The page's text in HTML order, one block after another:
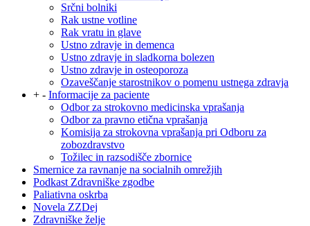
Srčni bolniki
Rak ustne votline
Rak vratu in glave
Ustno zdravje in demenca
Ustno zdravje in sladkorna bolezen
Ustno zdravje in osteoporoza
Ozaveščanje starostnikov o pomenu ustnega zdravja
+ - Informacije za paciente
Odbor za strokovno medicinska vprašanja
Odbor za pravno etična vprašanja
Komisija za strokovna vprašanja pri Odboru za
zobozdravstvo
Tožilec in razsodišče zbornice
Smernice za ravnanje na socialnih omrežjih
Podkast Zdravniške zgodbe
Paliativna oskrba
Novela ZZDej
Zdravniške želje